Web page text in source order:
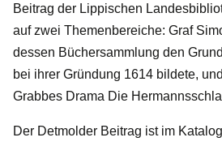
Beitrag der Lippischen
auf zwei Themenbereiche: Graf
dessen Büchersammlung den
bei ihrer Gründung 1614 bildete,
Grabbes Drama Die
Der Detmolder Beitrag ist im